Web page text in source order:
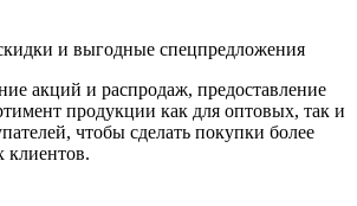
и выгодные спецпредложения
акций и распродаж, предоставление
продукции как для оптовых, так и
чтобы сделать покупки более
клиентов.